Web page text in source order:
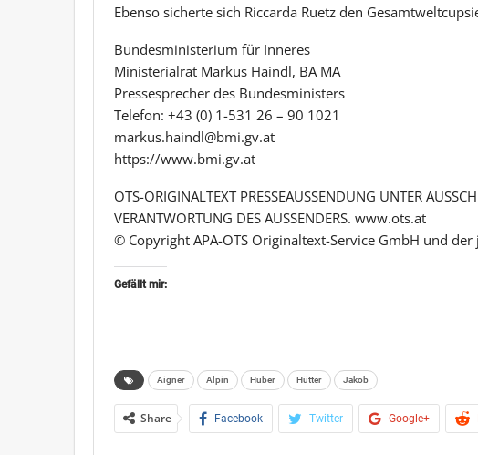
Ebenso sicherte sich Riccarda Ruetz den
Bundesministerium für Inneres
Ministerialrat Markus Haindl, BA MA
Pressesprecher des Bundesministers
Telefon: +43 (0) 1-531 26 – 90 1021
markus.haindl@bmi.gv.at
https://www.bmi.gv.at
OTS-ORIGINALTEXT PRESSEAUSSENDUNG UNTER
VERANTWORTUNG DES AUSSENDERS. www.ots.at
© Copyright APA-OTS Originaltext-Service GmbH und
Gefällt mir:
Aigner Alpin Huber Hütter Jakob
Share Facebook Twitter Google+